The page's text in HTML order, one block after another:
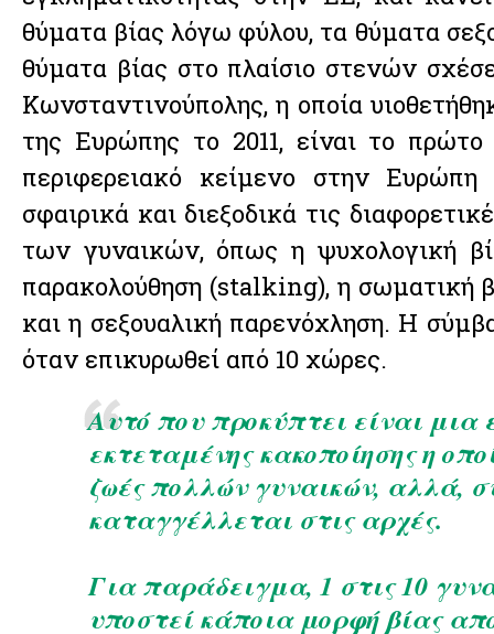
θύματα βίας λόγω φύλου, τα θύματα
θύματα βίας στο πλαίσιο στενών
Κωνσταντινούπολης, η οποία
της Ευρώπης το 2011, είναι το πρώτο
περιφερειακό κείμενο στην Ευρώπη
σφαιρικά και διεξοδικά τις
των γυναικών, όπως η ψυχολογική
παρακολούθηση (stalking), η σωματική
και η σεξουαλική παρενόχληση. Η
όταν επικυρωθεί από 10 χώρες.
Αυτό που προκύπτει είναι μια
εκτεταμένης κακοποίησης η
ζωές πολλών γυναικών, αλλά,
καταγγέλλεται στις αρχές.
Για παράδειγμα, 1 στις 10
υποστεί κάποια μορφή βίας